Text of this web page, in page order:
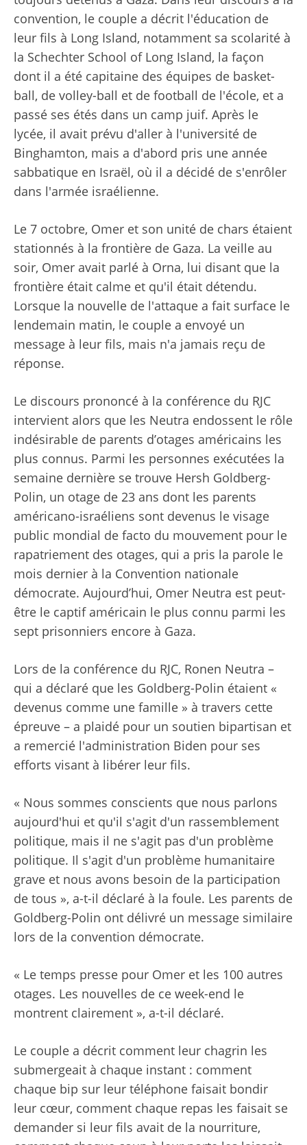
convention, le couple a décrit l'éducation de
leur fils à Long Island, notamment sa scolarité à
la Schechter School of Long Island, la façon
dont il a été capitaine des équipes de basket-
ball, de volley-ball et de football de l'école, et a
passé ses étés dans un camp juif. Après le
lycée, il avait prévu d'aller à l'université de
Binghamton, mais a d'abord pris une année
sabbatique en Israël, où il a décidé de s'enrôler
dans l'armée israélienne.
Le 7 octobre, Omer et son unité de chars étaient
stationnés à la frontière de Gaza. La veille au
soir, Omer avait parlé à Orna, lui disant que la
frontière était calme et qu'il était détendu.
Lorsque la nouvelle de l'attaque a fait surface le
lendemain matin, le couple a envoyé un
message à leur fils, mais n'a jamais reçu de
réponse.
Le discours prononcé à la conférence du RJC
intervient alors que les Neutra endossent le rôle
indésirable de parents d’otages américains les
plus connus. Parmi les personnes exécutées la
semaine dernière se trouve Hersh Goldberg-
Polin, un otage de 23 ans dont les parents
américano-israéliens sont devenus le visage
public mondial de facto du mouvement pour le
rapatriement des otages, qui a pris la parole le
mois dernier à la Convention nationale
démocrate. Aujourd’hui, Omer Neutra est peut-
être le captif américain le plus connu parmi les
sept prisonniers encore à Gaza.
Lors de la conférence du RJC, Ronen Neutra –
qui a déclaré que les Goldberg-Polin étaient «
devenus comme une famille » à travers cette
épreuve – a plaidé pour un soutien bipartisan et
a remercié l'administration Biden pour ses
efforts visant à libérer leur fils.
« Nous sommes conscients que nous parlons
aujourd'hui et qu'il s'agit d'un rassemblement
politique, mais il ne s'agit pas d'un problème
politique. Il s'agit d'un problème humanitaire
grave et nous avons besoin de la participation
de tous », a-t-il déclaré à la foule. Les parents de
Goldberg-Polin ont délivré un message similaire
lors de la convention démocrate.
« Le temps presse pour Omer et les 100 autres
otages. Les nouvelles de ce week-end le
montrent clairement », a-t-il déclaré.
Le couple a décrit comment leur chagrin les
submergeait à chaque instant : comment
chaque bip sur leur téléphone faisait bondir
leur cœur, comment chaque repas les faisait se
demander si leur fils avait de la nourriture,